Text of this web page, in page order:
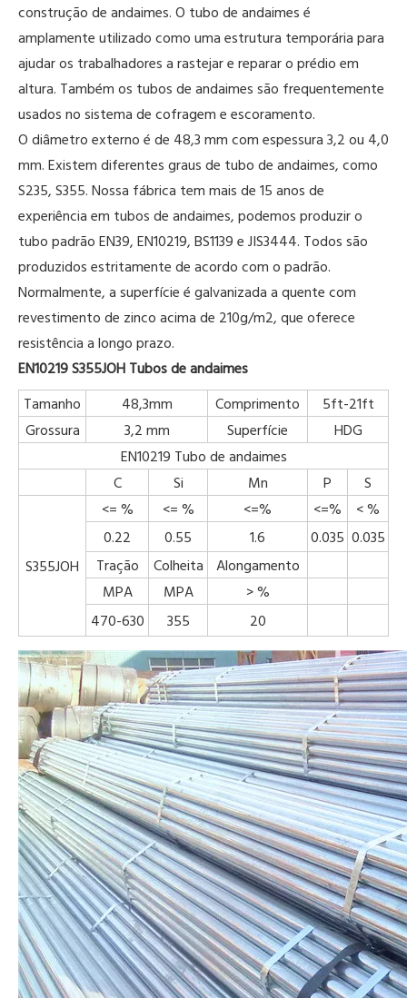
construção de andaimes. O tubo de andaimes é
amplamente utilizado como uma estrutura temporária para
ajudar os trabalhadores a rastejar e reparar o prédio em
altura. Também os tubos de andaimes são frequentemente
usados ​​no sistema de cofragem e escoramento.
O diâmetro externo é de 48,3 mm com espessura 3,2 ou 4,0
mm. Existem diferentes graus de tubo de andaimes, como
S235, S355. Nossa fábrica tem mais de 15 anos de
experiência em tubos de andaimes, podemos produzir o
tubo padrão EN39, EN10219, BS1139 e JIS3444. Todos são
produzidos estritamente de acordo com o padrão.
Normalmente, a superfície é galvanizada a quente com
revestimento de zinco acima de 210g/m2, que oferece
resistência a longo prazo.
EN10219 S355JOH Tubos de andaimes
Tamanho
48,3mm Comprimento
5ft-21ft
Grossura
3,2 mm Superfície
HDG
EN10219 Tubo de andaimes
C
Si Mn P S
S355JOH
<= % <= % <=% <=%
< %
0.22
0.55 1.6 0.035 0.035
Tração
Colheita
Alongamento
MPA
MPA
> %
470-630
355 20